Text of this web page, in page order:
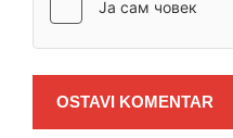
OSTAVI KOMENTAR